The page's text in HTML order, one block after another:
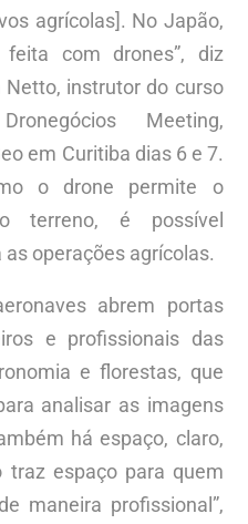
agrícolas]. No Japão,
com drones”, diz
Netto, instrutor do curso
Meeting,
em Curitiba dias 6 e 7.
o drone permite o
terreno, é possível
operações agrícolas.
abrem portas
e profissionais das
e florestas, que
analisar as imagens
há espaço, claro,
traz espaço para quem
maneira profissional”,